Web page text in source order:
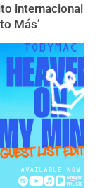
internacional
Más’